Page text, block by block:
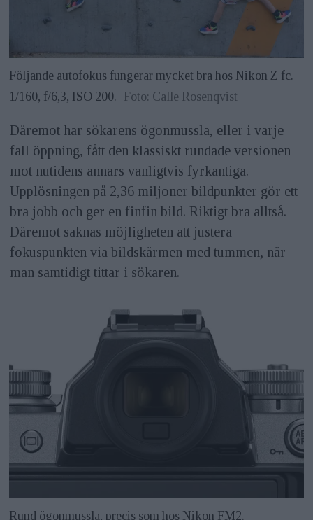
Följande autofokus fungerar mycket bra hos Nikon Z fc.
1/160, f/6,3, ISO 200.
Foto: Calle Rosenqvist
Däremot har sökarens ögonmussla, eller i varje
fall öppning, fått den klassiskt rundade versionen
mot nutidens annars vanligtvis fyrkantiga.
Upplösningen på 2,36 miljoner bildpunkter gör ett
bra jobb och ger en finfin bild. Riktigt bra alltså.
Däremot saknas möjligheten att justera
fokuspunkten via bildskärmen med tummen, när
man samtidigt tittar i sökaren.
Rund ögonmussla, precis som hos Nikon FM2.